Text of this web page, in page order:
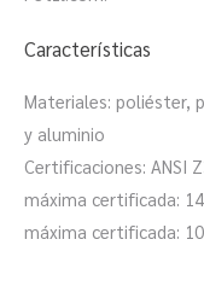
Características
Materiales: poliéster,
y aluminio
Certificaciones: ANSI
máxima certificada:
máxima certificada: